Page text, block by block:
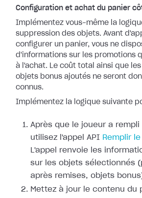
Configuration et achat du panier
Implémentez vous-même la
suppression des objets. Avant
configurer un panier, vous ne
d'informations sur les promotions
à l'achat. Le coût total ainsi que
objets bonus ajoutés ne seront
connus.
Implémentez la logique suivante
Après que le joueur a rempli
utilisez l'appel API Remplir
L'appel renvoie les
sur les objets sélectionnés
après remises, objets
Mettez à jour le contenu du